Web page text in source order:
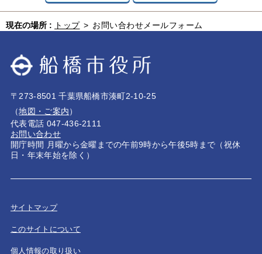
現在の場所 : トップ > お問い合わせメールフォーム
〒273-8501 千葉県船橋市湊町2-10-25
（地図・ご案内）
代表電話 047-436-2111
お問い合わせ
開庁時間 月曜から金曜までの午前9時から午後5時まで（祝休
日・年末年始を除く）
サイトマップ
このサイトについて
個人情報の取り扱い